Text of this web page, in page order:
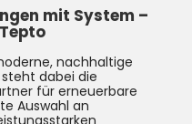
mit System –
nachhaltige
dabei die
für erneuerbare
Auswahl an